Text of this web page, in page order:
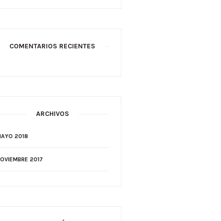
COMENTARIOS RECIENTES
ARCHIVOS
2018
2017